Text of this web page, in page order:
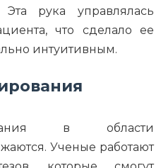
рука управлялась
что сделало ее
интуитивным.
в области
Ученые работают